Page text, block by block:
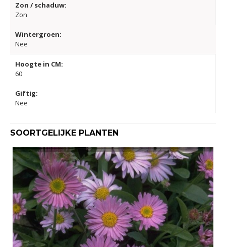
Zon / schaduw:
Zon
Wintergroen:
Nee
Hoogte in CM:
60
Giftig:
Nee
SOORTGELIJKE PLANTEN